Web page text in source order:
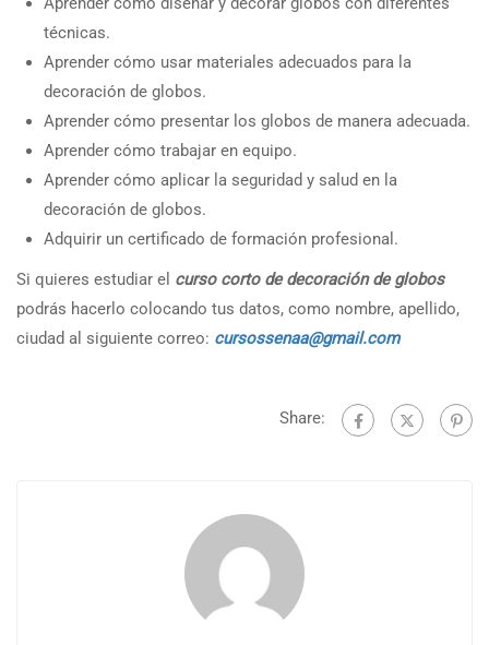
técnicas.
Aprender cómo usar materiales adecuados para la
decoración de globos.
Aprender cómo presentar los globos de manera adecuada.
Aprender cómo trabajar en equipo.
Aprender cómo aplicar la seguridad y salud en la
decoración de globos.
Adquirir un certificado de formación profesional.
Si quieres estudiar el curso corto de decoración de globos
podrás hacerlo colocando tus datos, como nombre, apellido,
ciudad al siguiente correo: cursossenaa@gmail.com
Share: